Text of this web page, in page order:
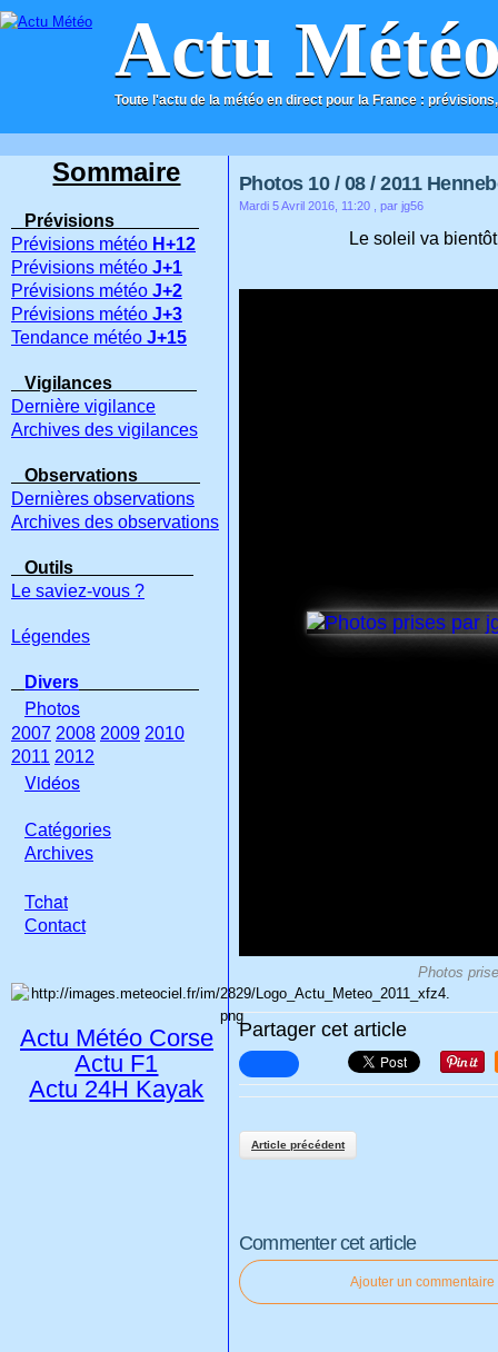
Actu
Toute l'actu de la météo en direct pour la France :
ACCUEIL CONTACT
Photos 10 / 08 / 2011
Mardi 5 Avril 2016, 11:20 , par jg56
Le soleil va
Photos
Partager cet article
Article précédent
Commenter cet article
Ajouter un commentaire
Sommaire
Prévisions
Prévisions météo H+12
Prévisions météo J+1
Prévisions météo J+2
Prévisions météo J+3
Tendance météo J+15
Vigilances
Dernière vigilance
Archives des vigilances
Observations
Dernières observations
Archives des observations
Outils
Le saviez-vous ?
Légendes
Divers
Photos
2007 2008 2009 2010
2011 2012
Vidéos
Catégories
Archives
Tchat
Contact
Actu Météo Corse
Actu F1
Actu 24H Kayak